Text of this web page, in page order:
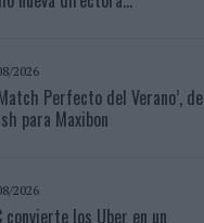
2026
Perfecto del Verano’, de
para Maxibon
2026
convierte los Uber en un